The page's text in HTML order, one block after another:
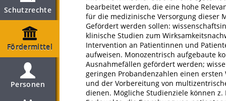
Schutzrechte
Fördermittel
Personen
bearbeitet werden, die eine hohe
für die medizinische Versorgung dieser
Gefördert werden sollen:
klinische Studien zum
Intervention an Patientinnen und
aufweisen. Monozentrisch aufgebaute
Ausnahmefällen gefördert werden;
geringen Probandenzahlen einen
und der Vorbereitung von
dienen. Mögliche Studienziele können